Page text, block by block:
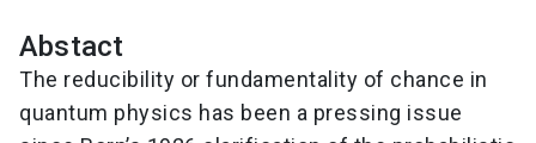
Abstact
The reducibility or fundamentality of chance in
quantum physics has been a pressing issue